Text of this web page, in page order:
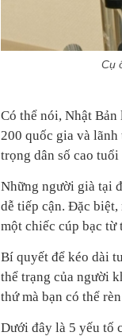
Cụ
Có thể nói, Nhật
200 quốc gia và
trọng dân số cao
Những người già tại
dễ tiếp cận. Đặc
một chiếc cúp bạc từ
Bí quyết để kéo dài
thể trạng của người
thứ mà bạn có thể
Dưới đây là 5 yếu tố